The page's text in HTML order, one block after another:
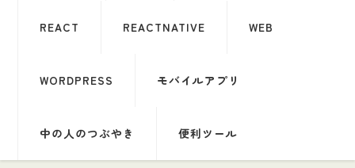
REACT REACTNATIVE WEB
WORDPRESS モバイルアプリ
中の人のつぶやき 便利ツール